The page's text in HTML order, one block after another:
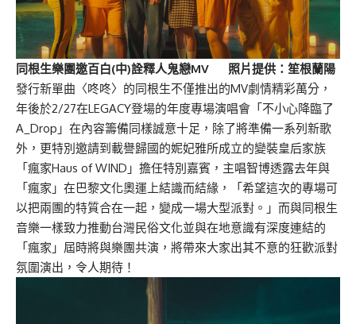
同根生樂團邀百白(中)詮釋人鬼戀MV 照片提供：笙根蘭陽
發行新單曲〈咚咚〉的同根生不僅推出的MV劇情精彩萬分，
年後於2/27在LEGACY登場的年度專場演唱會「不小心降臨了
A_Drop」在內容籌備同樣誠意十足，除了將準備一系列新歌
外，更特別邀請到載譽歸國的妮妃雅所成立的變裝皇后家族
「瘋家Haus of WIND」擔任特別嘉賓，主唱智博透露去年與
「瘋家」在巴黎文化奧運上結識而結緣，「希望這次的專場可
以把兩團的特質合在一起，變成一場大型派對。」而與同根生
音樂一樣致力推動台灣民俗文化並與在地意識有深度連結的
「瘋家」屆時將與樂團共演，將帶來大家出其不意的狂歡派對
氛圍演出，令人期待！